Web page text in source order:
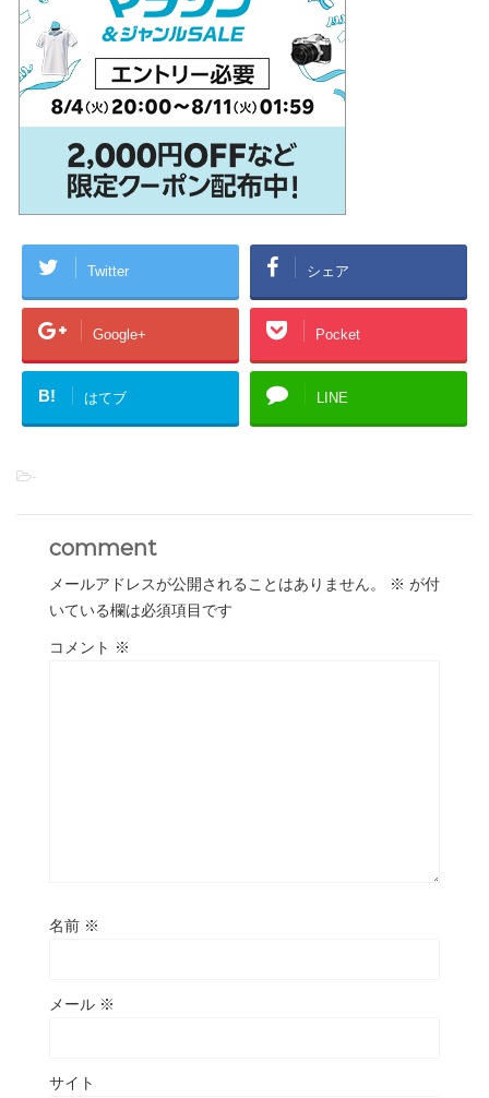
Twitter シェア
Google+ Pocket
B! はてブ LINE
-
comment
メールアドレスが公開されることはありません。 ※ が付
いている欄は必須項目です
コメント ※
名前 ※
メール ※
サイト